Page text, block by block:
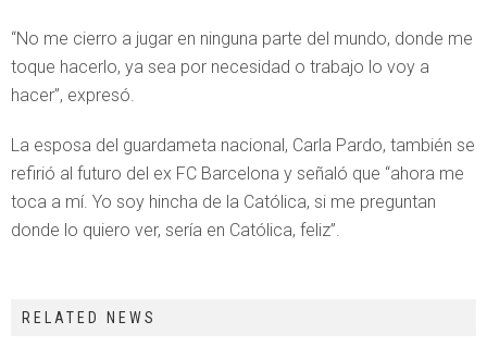
“No me cierro a jugar en ninguna parte del mundo, donde me
toque hacerlo, ya sea por necesidad o trabajo lo voy a
hacer”, expresó.
La esposa del guardameta nacional, Carla Pardo, también se
refirió al futuro del ex FC Barcelona y señaló que “ahora me
toca a mí. Yo soy hincha de la Católica, si me preguntan
donde lo quiero ver, sería en Católica, feliz”.
RELATED NEWS